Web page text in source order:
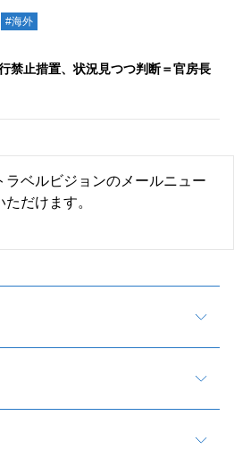
#海外
禁止措置、状況見つつ判断＝官房長
ラベルビジョンのメールニュー
だけます。